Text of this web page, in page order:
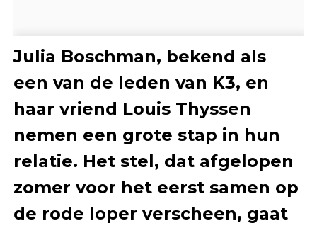
Julia Boschman, bekend als
een van de leden van K3, en
haar vriend Louis Thyssen
nemen een grote stap in hun
relatie. Het stel, dat afgelopen
zomer voor het eerst samen op
de rode loper verscheen, gaat